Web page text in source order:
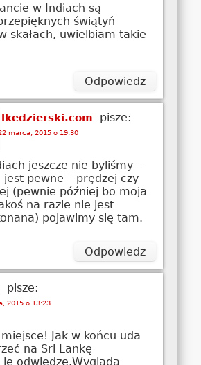
w Indiach są
świątyń
skałach, uwielbiam takie
Odpowiedz
lkedzierski.com pisze:
marca, 2015 o 19:30
jeszcze nie byliśmy –
jest pewne – prędzej czy
(pewnie później bo moja
na razie nie jest
pojawimy się tam.
Odpowiedz
pisze:
2015 o 13:23
miejsce! Jak w końcu uda
na Sri Lankę
je odwiedzę.Wygląda